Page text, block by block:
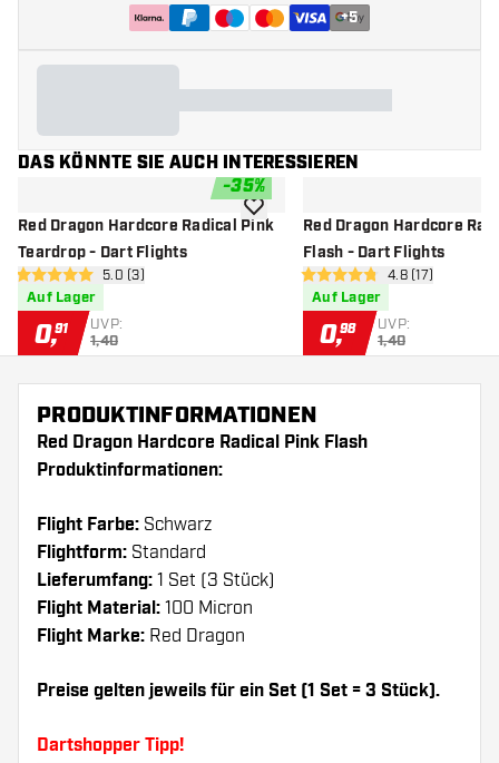
+5
DAS KÖNNTE SIE AUCH INTERESSIEREN
-35%
Red Dragon Hardcore Radical Pink
Teardrop - Dart Flights
Bewertungsbereich öffnen
5 Bewertungssterne
5.0 (3)
Auf Lager
0,91 UVP:
1,40
Zur Wunschliste hinzufügen
Red Dragon Hardcore
Flash - Dart Flights
4.8 Bewertungssterne
4.8 (17)
Auf Lager
0,98 UVP:
1,40
PRODUKTINFORMATIONEN
Red Dragon Hardcore Radical Pink Flash
Produktinformationen:
Flight Farbe: Schwarz
Flightform: Standard
Lieferumfang: 1 Set (3 Stück)
Flight Material: 100 Micron
Flight Marke: Red Dragon
Preise gelten jeweils für ein Set (1 Set = 3 Stück).
Dartshopper Tipp!